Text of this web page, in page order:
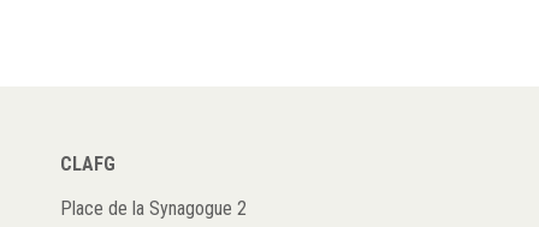
CLAFG
Place de la Synagogue 2